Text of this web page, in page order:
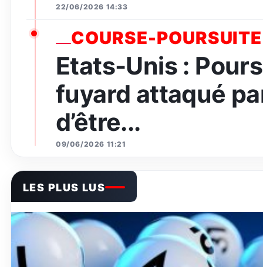
22/06/2026 14:33
COURSE-POURSUITE
Etats-Unis :
fuyard attaqué
d’être...
09/06/2026 11:21
LES PLUS LUS